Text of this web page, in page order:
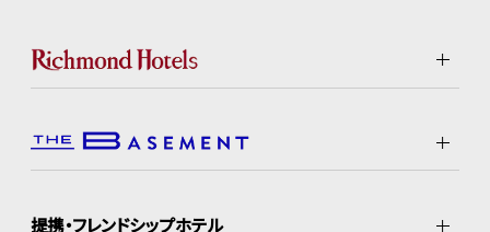
提携・フレンドシップホテル